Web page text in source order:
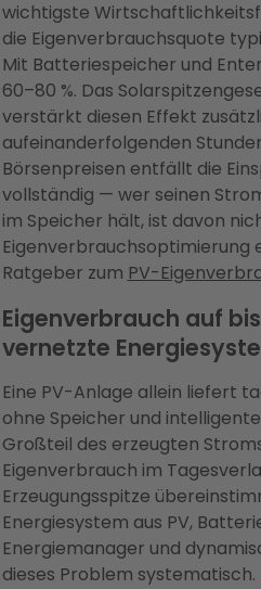
wichtigste
die Eigenverbrauchsquote
Mit Batteriespeicher und
60–80 %. Das
verstärkt diesen Effekt
aufeinanderfolgenden
Börsenpreisen entfällt die
vollständig — wer seinen
im Speicher hält, ist davon
Eigenverbrauchsoptimierung
Ratgeber zum PV-
Eigenverbrauch auf bis
vernetzte
Eine PV-Anlage allein liefert
ohne Speicher und
Großteil des erzeugten
Eigenverbrauch im
Erzeugungsspitze
Energiesystem aus PV,
Energiemanager und
dieses Problem systematisch.